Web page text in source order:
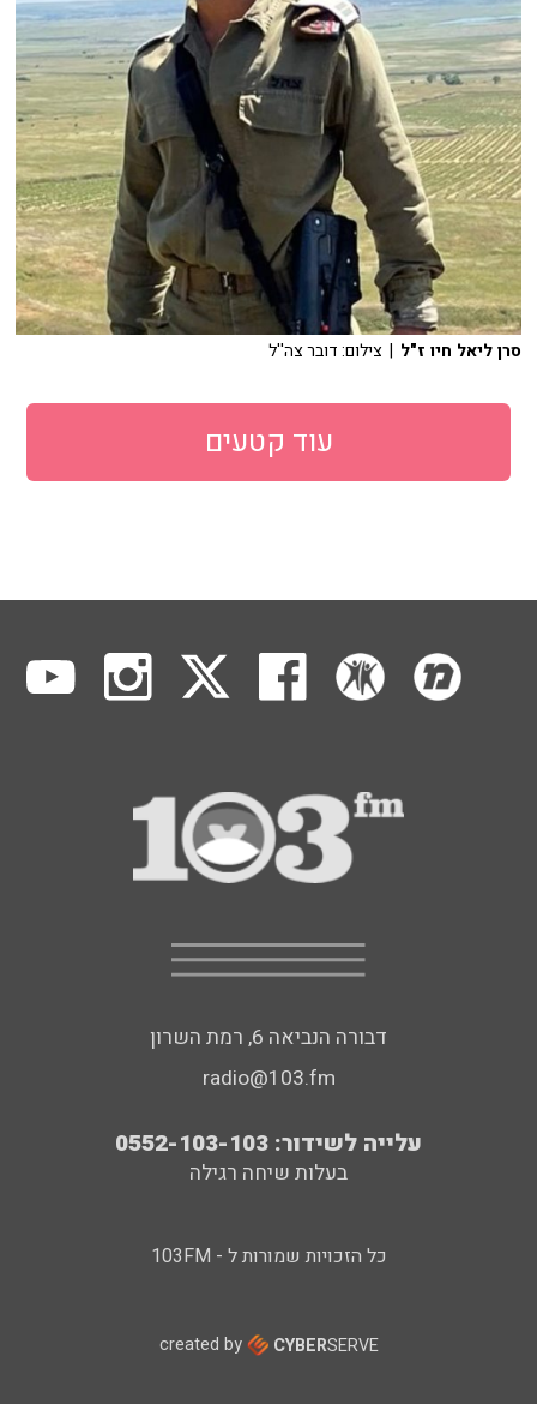
סרן ליאל חיו ז"ל | צילום: דובר צה''ל
עוד קטעים
דבורה הנביאה 6, רמת השרון
radio@103.fm
עלייה לשידור: 0552-103-103
בעלות שיחה רגילה
כל הזכויות שמורות ל - 103FM
created by CYBERSERVE